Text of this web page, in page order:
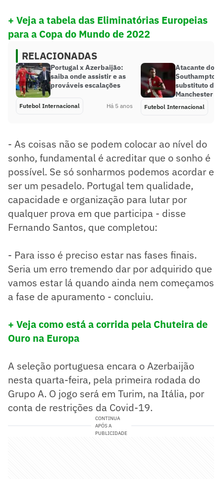
+ Veja a tabela das Eliminatórias Europeias
para a Copa do Mundo de 2022
RELACIONADAS
Portugal x Azerbaijão:
saiba onde assistir e as
prováveis escalações
Futebol Internacional Há 5 anos
Atacante do
Southampton
substituto de
Manchester
Futebol Internacional
- As coisas não se podem colocar ao nível do
sonho, fundamental é acreditar que o sonho é
possível. Se só sonharmos podemos acordar e
ser um pesadelo. Portugal tem qualidade,
capacidade e organização para lutar por
qualquer prova em que participa - disse
Fernando Santos, que completou:
- Para isso é preciso estar nas fases finais.
Seria um erro tremendo dar por adquirido que
vamos estar lá quando ainda nem começamos
a fase de apuramento - concluiu.
+ Veja como está a corrida pela Chuteira de
Ouro na Europa
A seleção portuguesa encara o Azerbaijão
nesta quarta-feira, pela primeira rodada do
Grupo A. O jogo será em Turim, na Itália, por
conta de restrições da Covid-19.
CONTINUA
APÓS A
PUBLICIDADE